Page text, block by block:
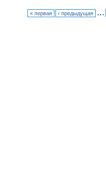
« первая ‹ предыдущая …